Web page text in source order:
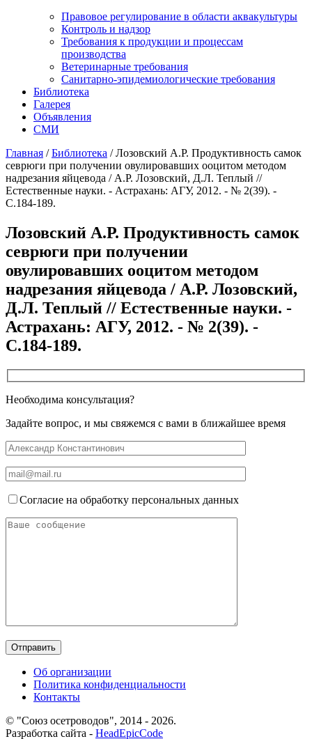
Правовое регулирование в области аквакультуры
Контроль и надзор
Требования к продукции и процессам
производства
Ветеринарные требования
Санитарно-эпидемиологические требования
Библиотека
Галерея
Объявления
СМИ
Главная /Библиотека /Лозовский А.Р. Продуктивность самок
севрюги при получении овулировавших ооцитом методом
надрезания яйцевода / А.Р. Лозовский, Д.Л. Теплый //
Естественные науки. - Астрахань: АГУ, 2012. - № 2(39). -
С.184-189.
Лозовский А.Р. Продуктивность самок
севрюги при получении
овулировавших ооцитом методом
надрезания яйцевода / А.Р. Лозовский,
Д.Л. Теплый // Естественные науки. -
Астрахань: АГУ, 2012. - № 2(39). -
С.184-189.
Необходима консультация?
Задайте вопрос, и мы свяжемся с вами в ближайшее время
Согласие на обработку персональных данных
Об организации
Политика конфиденциальности
Контакты
© "Союз осетроводов", 2014 - 2026.
Разработка сайта - HeadEpicCode